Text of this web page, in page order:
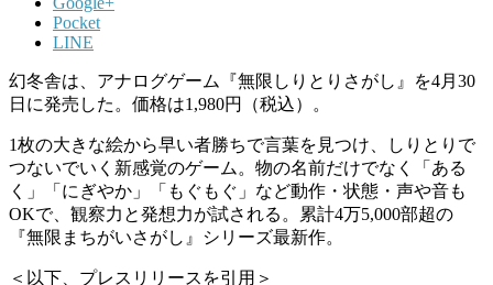
Pocket
LINE
幻冬舎は、アナログゲーム『無限しりとりさがし』を4月30
日に発売した。価格は1,980円（税込）。
1枚の大きな絵から早い者勝ちで言葉を見つけ、しりとりで
つないでいく新感覚のゲーム。物の名前だけでなく「ある
く」「にぎやか」「もぐもぐ」など動作・状態・声や音も
OKで、観察力と発想力が試される。累計4万5,000部超の
『無限まちがいさがし』シリーズ最新作。
＜以下、プレスリリースを引用＞